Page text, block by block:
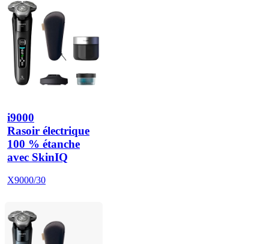
i9000
Rasoir électrique
100 % étanche
avec SkinIQ
X9000/30